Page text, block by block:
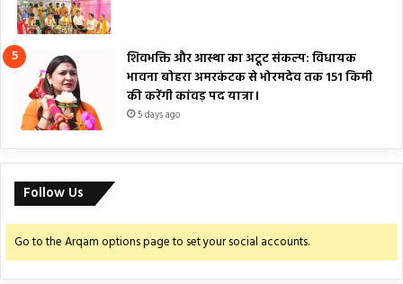
शिवभक्ति और आस्था का अटूट संकल्प: विधायक
भावना बोहरा अमरकंटक से भोरमदेव तक 151 किमी
की करेंगी कांवड़ पद यात्रा।
5 days ago
Follow Us
Go to the Arqam options page to set your social accounts.